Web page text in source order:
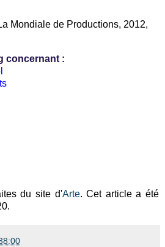
Mondiale de Productions, 2012,
concernant :
du site d'Arte. Cet article a été